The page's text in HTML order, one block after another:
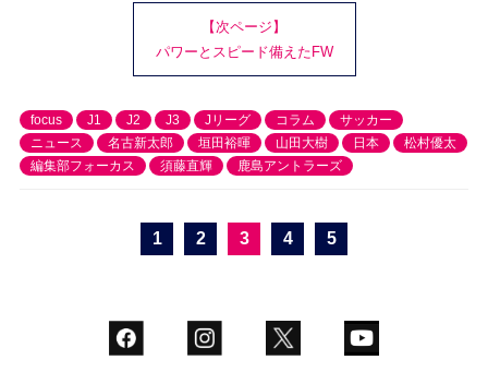
【次ページ】
パワーとスピード備えたFW
focus J1 J2 J3 Jリーグ コラム
サッカー
ニュース
名古新太郎 垣田裕暉 山田大樹 日本
松村優太
編集部フォーカス
須藤直輝 鹿島アントラーズ
1 2 3 4 5